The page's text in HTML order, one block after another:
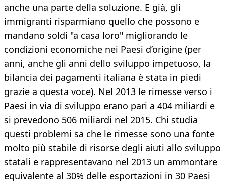
anche una parte della soluzione. E già, gli
immigranti risparmiano quello che possono e
mandano soldi "a casa loro" migliorando le
condizioni economiche nei Paesi d’origine (per
anni, anche gli anni dello sviluppo impetuoso, la
bilancia dei pagamenti italiana è stata in piedi
grazie a questa voce). Nel 2013 le rimesse verso i
Paesi in via di sviluppo erano pari a 404 miliardi e
si prevedono 506 miliardi nel 2015. Chi studia
questi problemi sa che le rimesse sono una fonte
molto più stabile di risorse degli aiuti allo sviluppo
statali e rappresentavano nel 2013 un ammontare
equivalente al 30% delle esportazioni in 30 Paesi